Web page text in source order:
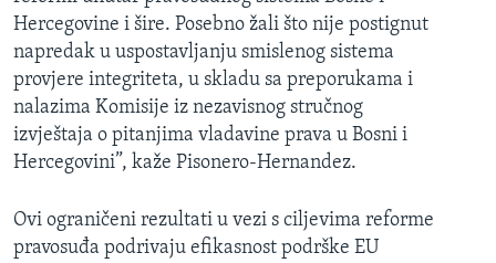
Hercegovine i šire. Posebno žali što nije postignut
napredak u uspostavljanju smislenog sistema
provjere integriteta, u skladu sa preporukama i
nalazima Komisije iz nezavisnog stručnog
izvještaja o pitanjima vladavine prava u Bosni i
Hercegovini”, kaže Pisonero-Hernandez.
Ovi ograničeni rezultati u vezi s ciljevima reforme
pravosuđa podrivaju efikasnost podrške EU